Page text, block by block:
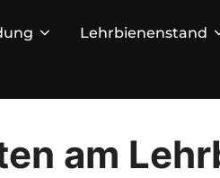
Lehrbienenstand
am